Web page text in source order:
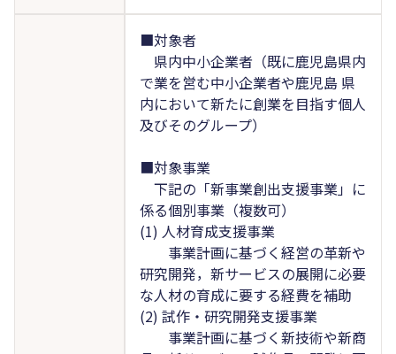
■対象者
県内中小企業者（既に鹿児島県内
で業を営む中小企業者や鹿児島 県
内において新たに創業を目指す個人
及びそのグループ）
■対象事業
下記の「新事業創出支援事業」に
係る個別事業（複数可）
(1) 人材育成支援事業
事業計画に基づく経営の革新や
研究開発，新サービスの展開に必要
な人材の育成に要する経費を補助
(2) 試作・研究開発支援事業
事業計画に基づく新技術や新商